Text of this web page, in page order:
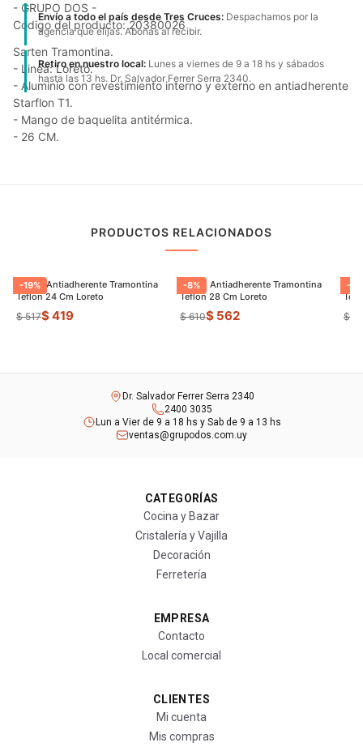
Envío a todo el país desde Tres Cruces: Despachamos por la
agencia que elijas. Abonas al recibir.
Retiro en nuestro local: Lunes a viernes de 9 a 18 hs y sábados
hasta las 13 hs. Dr. Salvador Ferrer Serra 2340.
- GRUPO DOS -
Código del producto: 20380026
Sarten Tramontina.
- Linea: Loreto.
- Aluminio con revestimiento interno y externo en antiadherente
Starflon T1.
- Mango de baquelita antitérmica.
- 26 CM.
PRODUCTOS RELACIONADOS
-19%
Sarten Antiadherente Tramontina
Teflon 24 Cm Loreto
$ 517$ 419
-8%
Sarten Antiadherente Tramontina
Teflon 28 Cm Loreto
$ 610$ 562
-
$
Dr. Salvador Ferrer Serra 2340
2400 3035
Lun a Vier de 9 a 18 hs y Sab de 9 a 13 hs
ventas@grupodos.com.uy
CATEGORÍAS
Cocina y Bazar
Cristalería y Vajilla
Decoración
Ferretería
EMPRESA
Contacto
Local comercial
CLIENTES
Mi cuenta
Mis compras